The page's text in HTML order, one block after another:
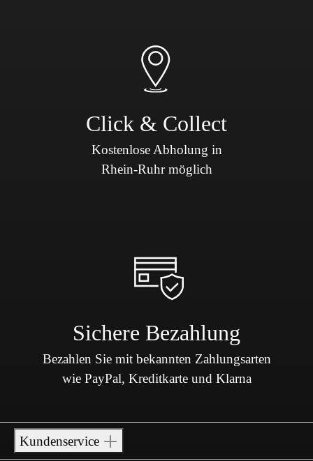
Click & Collect
Kostenlose Abholung in
Rhein-Ruhr möglich
Sichere Bezahlung
Bezahlen Sie mit bekannten Zahlungsarten
wie PayPal, Kreditkarte und Klarna
Kundenservice